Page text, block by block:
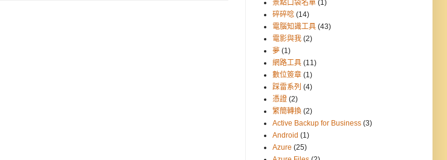
景點口袋名單 (1)
碎碎唸 (14)
電腦知識工具 (43)
電影與我 (2)
夢 (1)
網路工具 (11)
數位簽章 (1)
踩雷系列 (4)
憑證 (2)
繁簡轉換 (2)
Active Backup for Business (3)
Android (1)
Azure (25)